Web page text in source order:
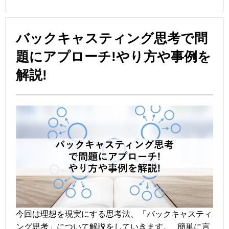
バックキャスティング思考で問
題にアプローチ!やり方や事例を
解説!
今回は理想を現実にする思考法、「バックキャスティ
ング思考」について解説をしていきます。 簡単に言